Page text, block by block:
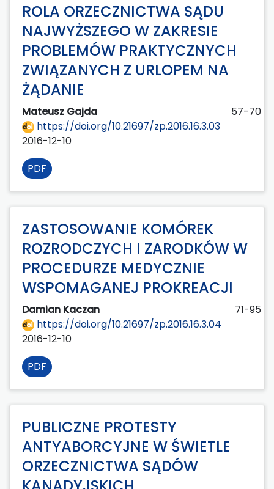
ROLA ORZECZNICTWA SĄDU
NAJWYŻSZEGO W ZAKRESIE
PROBLEMÓW PRAKTYCZNYCH
ZWIĄZANYCH Z URLOPEM NA
ŻĄDANIE
Mateusz Gajda
57-70
https://doi.org/10.21697/zp.2016.16.3.03
2016-12-10
PDF
ZASTOSOWANIE KOMÓREK
ROZRODCZYCH I ZARODKÓW W
PROCEDURZE MEDYCZNIE
WSPOMAGANEJ PROKREACJI
Damian Kaczan
71-95
https://doi.org/10.21697/zp.2016.16.3.04
2016-12-10
PDF
PUBLICZNE PROTESTY
ANTYABORCYJNE W ŚWIETLE
ORZECZNICTWA SĄDÓW